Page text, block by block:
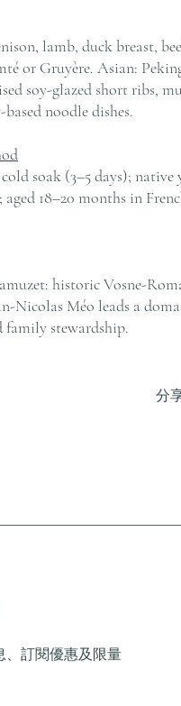
lamb, duck breast,
or Gruyère. Asian:
soy-glazed short ribs,
noodle dishes.
soak (3–5 days);
18–20 months in
historic Vosne-
Nicolas Méo leads a
family stewardship.
分
、訂閱優惠及限量